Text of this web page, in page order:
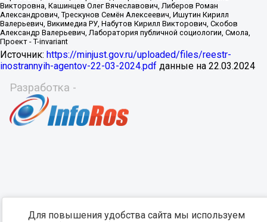
Источник: https://minjust.gov.ru/uploaded/files/reestr-
inostrannyih-agentov-22-03-2024.pdf данные на 22.03.2024
Разработка -
Для повышения удобства сайта мы используем